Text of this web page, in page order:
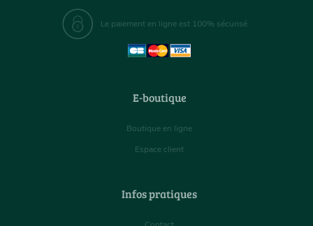
Le paiement en ligne est 100% sécurisé
E-boutique
Boutique en ligne
Espace client
Infos pratiques